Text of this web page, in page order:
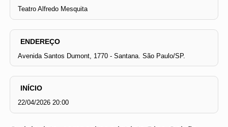
Teatro Alfredo Mesquita
ENDEREÇO
Avenida Santos Dumont, 1770 - Santana. São Paulo/SP.
INÍCIO
22/04/2026 20:00